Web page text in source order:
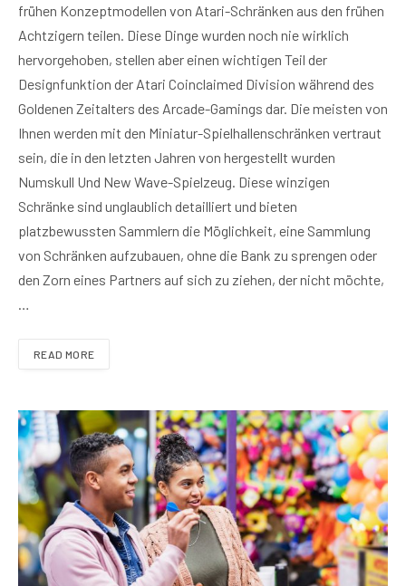
frühen Konzeptmodellen von Atari-Schränken aus den frühen
Achtzigern teilen. Diese Dinge wurden noch nie wirklich
hervorgehoben, stellen aber einen wichtigen Teil der
Designfunktion der Atari Coinclaimed Division während des
Goldenen Zeitalters des Arcade-Gamings dar. Die meisten von
Ihnen werden mit den Miniatur-Spielhallenschränken vertraut
sein, die in den letzten Jahren von hergestellt wurden
Numskull Und New Wave-Spielzeug. Diese winzigen
Schränke sind unglaublich detailliert und bieten
platzbewussten Sammlern die Möglichkeit, eine Sammlung
von Schränken aufzubauen, ohne die Bank zu sprengen oder
den Zorn eines Partners auf sich zu ziehen, der nicht möchte,
READ MORE